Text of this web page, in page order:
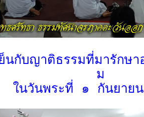
นกับญาติธรรมที่มารักษ
ม
ในวันพระที่ ๑ กันยา